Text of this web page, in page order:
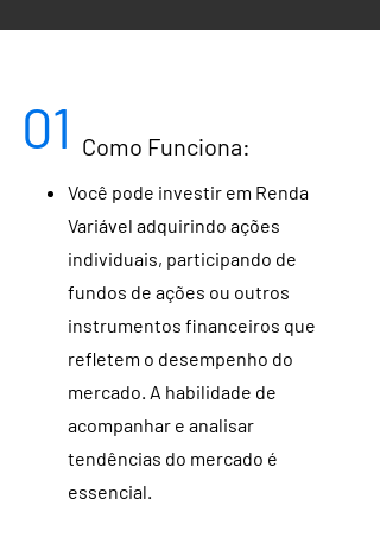
01 Como Funciona:
Você pode investir em Renda
Variável adquirindo ações
individuais, participando de
fundos de ações ou outros
instrumentos financeiros que
refletem o desempenho do
mercado. A habilidade de
acompanhar e analisar
tendências do mercado é
essencial.